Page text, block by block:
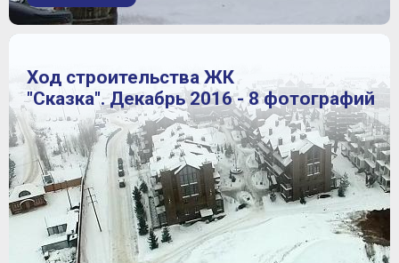
Ход строительства ЖК
"Сказка". Декабрь 2016 - 8 фотографий